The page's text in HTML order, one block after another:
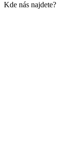
Kde nás najdete?